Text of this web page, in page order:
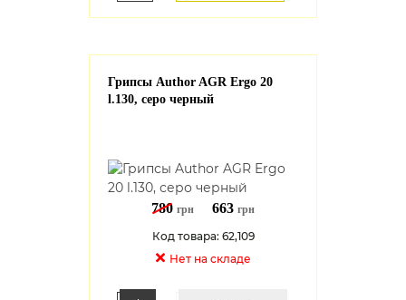
Грипсы Author AGR Ergo 20
l.130, серо черный
780 грн 663 грн
Код товара: 62,109
Нет на cкладе